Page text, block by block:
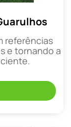
referências
e tornando a